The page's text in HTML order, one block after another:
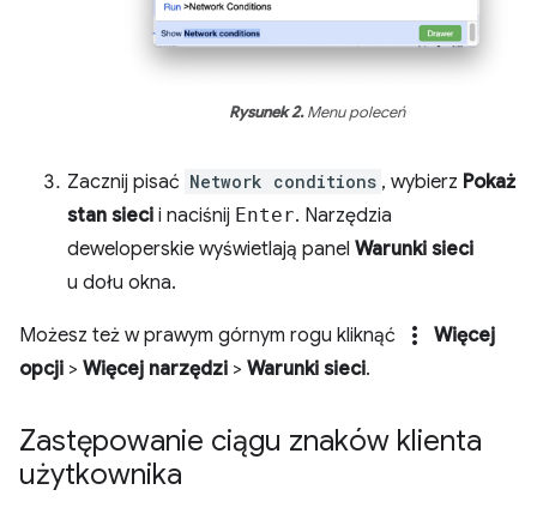
Rysunek 2.Menu poleceń
Zacznij pisać Network conditions , wybierz Pokaż
stan sieci i naciśnij Enter. Narzędzia
deweloperskie wyświetlają panel Warunki sieci
u dołu okna.
Możesz też w prawym górnym rogu kliknąć more_vert
Więcej
opcji > Więcej narzędzi > Warunki sieci.
Zastępowanie ciągu znaków klienta
użytkownika